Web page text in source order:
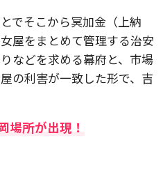
でそこから冥加金（上納
屋をまとめて管理する治安
などを求める幕府と、市場
の利害が一致した形で、吉
場所が出現！